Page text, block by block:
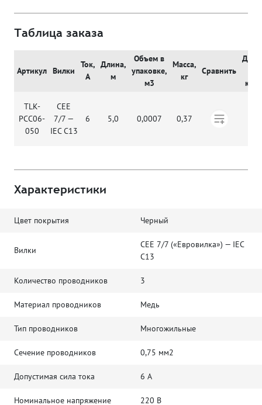
Таблица заказа
Артикул Вилки
Ток,
А
Длина,
м
Объем в
упаковке,
м3
Масса,
кг
Сравнить
TLK-
PCC06-
050
CEE
7/7 —
IEC C13
6 5,0 0,0007 0,37
Характеристики
Цвет покрытия Черный
Вилки
CEE 7/7 («Евровилка») — IEC
C13
Количество проводников 3
Материал проводников Медь
Тип проводников Многожильные
Сечение проводников 0,75 мм2
Допустимая сила тока 6 А
Номинальное напряжение 220 В